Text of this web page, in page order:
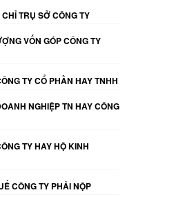
TRỤ SỞ CÔNG TY
VỐN GÓP CÔNG TY
TY CỔ PHẦN HAY TNHH
NGHIỆP TN HAY CÔNG
TY HAY HỘ KINH
CÔNG TY PHẢI NỘP